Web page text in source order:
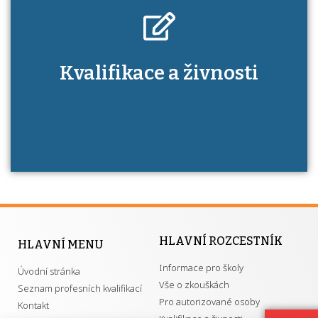
Kdo je to autorizovaná osoba a jaké výhody
má získání autorizace?
Kvalifikace a živnosti
HLAVNÍ MENU
Úvodní stránka
Seznam profesních kvalifikací
Kontakt
HLAVNÍ ROZCESTNÍK
Informace pro školy
Vše o zkouškách
Pro autorizované osoby